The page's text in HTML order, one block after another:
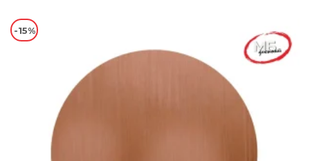
-15%